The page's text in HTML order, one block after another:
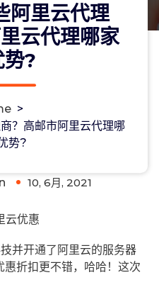
阿里云代理
云代理哪家
势?
>
？高邮市阿里云代理哪
势?
?
10, 6月, 2021
云优惠
并开通了阿里云的服务器
惠折扣更不错，哈哈！这次